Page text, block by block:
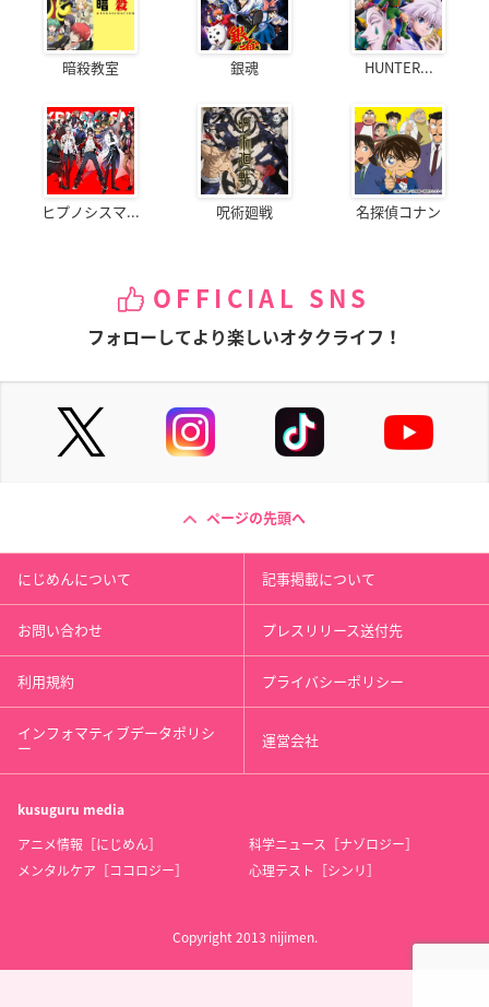
暗殺教室 銀魂 HUNTER...
ヒプノシスマ... 呪術廻戦 名探偵コナン
OFFICIAL SNS
フォローしてより楽しいオタクライフ！
ページの先頭へ
にじめんについて 記事掲載について
お問い合わせ プレスリリース送付先
利用規約 プライバシーポリシー
インフォマティブデータポリシ
ー 運営会社
kusuguru media
アニメ情報［にじめん］
科学ニュース［ナゾロジー］
メンタルケア［ココロジー］
心理テスト［シンリ］
Copyright 2013 nijimen.